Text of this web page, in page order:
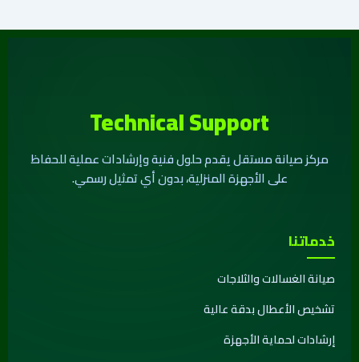
Technical Support
مركز صيانة مستقل يقدم حلول فنية وإرشادات عملية للحفاظ
على الأجهزة المنزلية، بدون أي تمثيل رسمي.
خدماتنا
صيانة الغسالات والثلاجات
تشخيص الأعطال بدقة عالية
إرشادات لحماية الأجهزة